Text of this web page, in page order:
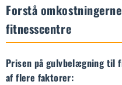
Forstå
fitnesscentre
Prisen på gulvbelægning
af flere faktorer: